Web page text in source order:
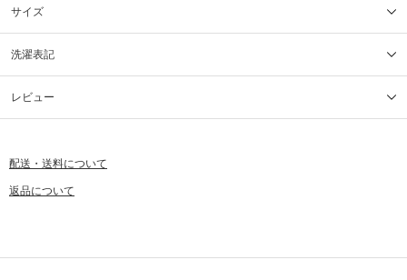
サイズ
洗濯表記
レビュー
配送・送料について
返品について